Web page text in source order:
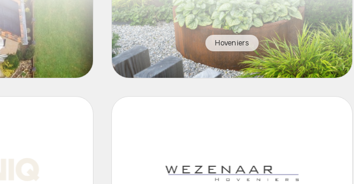
Hoveniers